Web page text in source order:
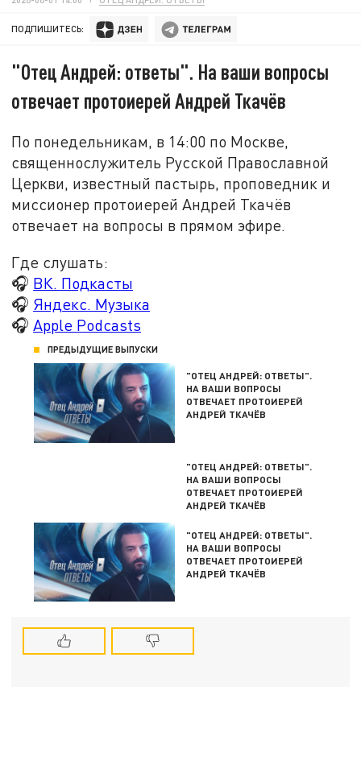
ПОДПИШИТЕСЬ:
"Отец Андрей: ответы". На ваши вопросы
отвечает протоиерей Андрей Ткачёв
По понедельникам, в 14:00 по Москве,
священнослужитель Русской Православной
Церкви, известный пастырь, проповедник и
миссионер протоиерей Андрей Ткачёв
отвечает на вопросы в прямом эфире.
Где слушать:
🎧 ВК. Подкасты
🎧 Яндекс. Музыка
🎧 Apple Podcasts
ПРЕДЫДУЩИЕ ВЫПУСКИ
"ОТЕЦ АНДРЕЙ: ОТВЕТЫ".
НА ВАШИ ВОПРОСЫ
ОТВЕЧАЕТ ПРОТОИЕРЕЙ
АНДРЕЙ ТКАЧЁВ
"ОТЕЦ АНДРЕЙ: ОТВЕТЫ".
НА ВАШИ ВОПРОСЫ
ОТВЕЧАЕТ ПРОТОИЕРЕЙ
АНДРЕЙ ТКАЧЁВ
"ОТЕЦ АНДРЕЙ: ОТВЕТЫ".
НА ВАШИ ВОПРОСЫ
ОТВЕЧАЕТ ПРОТОИЕРЕЙ
АНДРЕЙ ТКАЧЁВ